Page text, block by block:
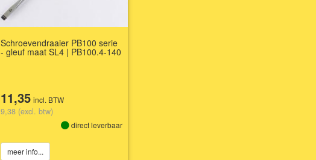
Schroevendraaier PB100 serie
- gleuf maat SL4 | PB100.4-140
11,35 incl. BTW
9,38 (excl. btw)
direct leverbaar
meer info...